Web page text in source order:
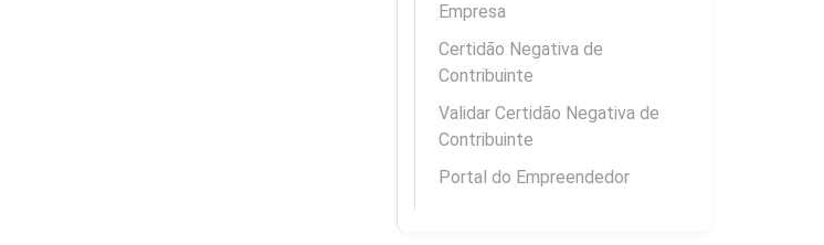
Empresa
Certidão Negativa de
Contribuinte
Validar Certidão Negativa de
Contribuinte
Portal do Empreendedor